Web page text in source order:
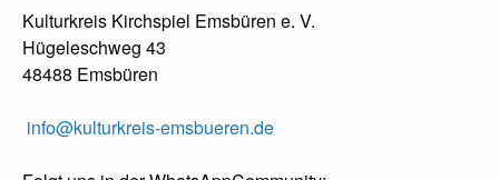
Kulturkreis Kirchspiel Emsbüren e. V.
Hügeleschweg 43
48488 Emsbüren
info@kulturkreis-emsbueren.de